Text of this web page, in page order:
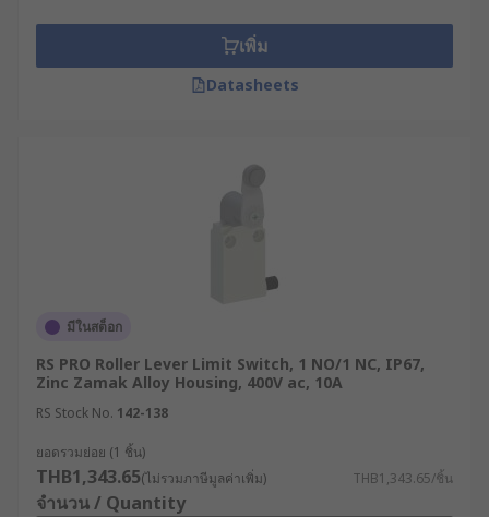
และเข้ากันได้กับวงจรความปลอดภัยของ
เครื่องจักร (Machine Safety Circuits) และลอ
จิกการควบคุม (Control Logic)
โครงสร้างแบบโลหะจะทนทานต่อแรงกระแทก
ได้สูงกว่าและทนทานต่อสภาพแวดล้อมทาง
อุตสาหกรรมที่สมบุกสมบัน ในขณะที่โครงสร้าง
มาตรฐานและการรับรอง : ลิมิตสวิทช์อุตสาหกรรม
จำนวนมากผลิตขึ้นตามมาตรฐาน IEC และ UL ด้าน
ความปลอดภัยทางไฟฟ้าและอุปกรณ์ควบคุมทาง
อุตสาหกรรม การเลือกใช้ผลิตภัณฑ์ที่ได้รับการรับรอง
สนองต่อข้อกำหนดด้านความปลอดภัยของเครื่องจักร
และสอดคล้องกับมาตรฐานอุตสาหกรรมระดับสากล
เพิ่ม
Datasheets
มีในสต็อก
RS PRO Roller Lever Limit Switch, 1 NO/1 NC, IP67,
Zinc Zamak Alloy Housing, 400V ac, 10A
RS Stock No. 142-138
ยอดรวมย่อย (1 ชิ้น)
THB1,343.65(ไม่รวมภาษีมูลค่าเพิ่ม) THB1,343.65/ชิ้น
จำนวน / Quantity